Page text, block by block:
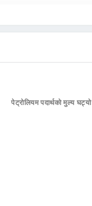
पेट्रोलियम पदार्थको मुल्य घट्यो